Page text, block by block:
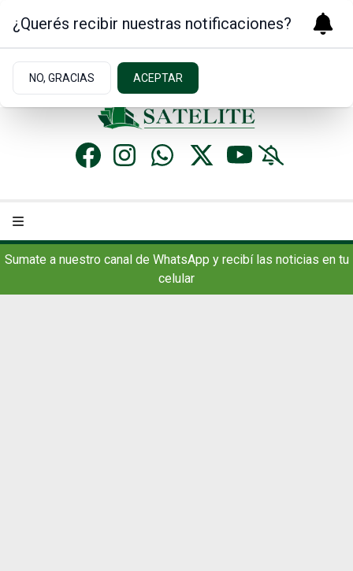
19.9ºc | Concordia, AR
Sumate a nuestro canal de WhatsApp y recibí las noticias en tu
celular
¿Querés recibir nuestras notificaciones?
NO, GRACIAS ACEPTAR